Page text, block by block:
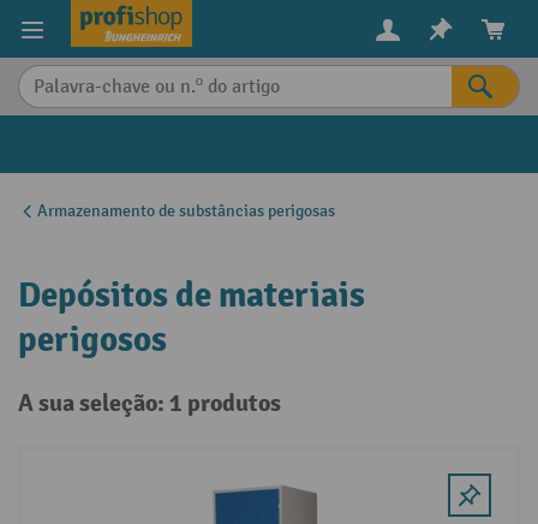
principal
Armazenamento de substâncias perigosas
Depósitos de materiais
perigosos
A sua seleção: 1 produtos